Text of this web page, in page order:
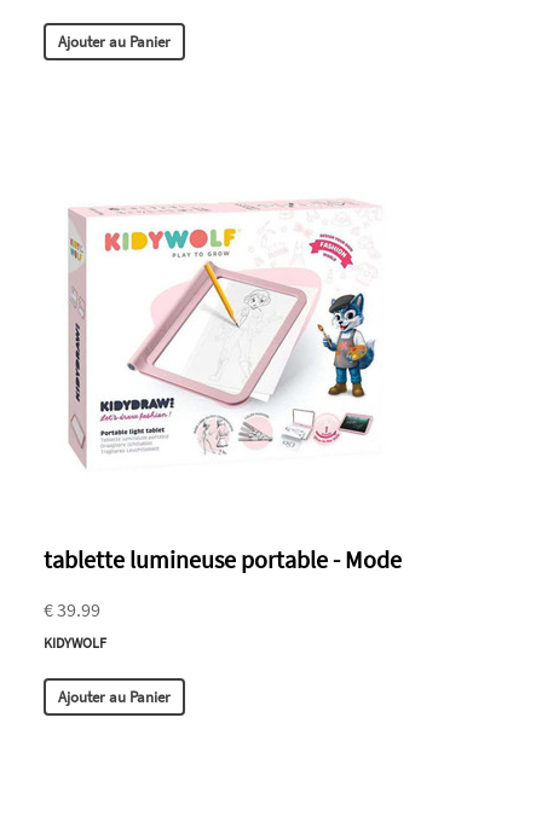
Ajouter au Panier
tablette lumineuse portable - Mode
€ 39.99
KIDYWOLF
Ajouter au Panier